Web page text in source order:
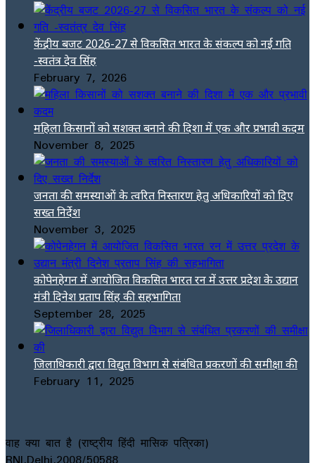
केंद्रीय बजट 2026-27 से विकसित भारत के संकल्प को नई गति
-स्वतंत्र देव सिंह
February 7, 2026
महिला किसानों को सशक्त बनाने की दिशा में एक और प्रभावी कदम
November 8, 2025
जनता की समस्याओं के त्वरित निस्तारण हेतु अधिकारियों को दिए
सख्त निर्देश
November 3, 2025
कोपेनहेगन में आयोजित विकसित भारत रन में उत्तर प्रदेश के उद्यान
मंत्री दिनेश प्रताप सिंह की सहभागिता
September 28, 2025
जिलाधिकारी द्वारा विद्युत विभाग से संबंधित प्रकरणों की समीक्षा की
February 11, 2025
वाह क्या बात है (राष्ट्रीय हिंदी मासिक पत्रिका)